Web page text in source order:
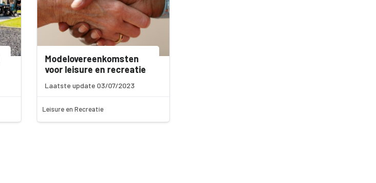
Modelovereenkomsten
voor leisure en recreatie
Laatste update 03/07/2023
Leisure en Recreatie